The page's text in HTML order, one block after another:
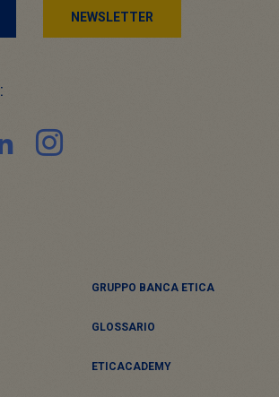
NEWSLETTER
GRUPPO BANCA ETICA
GLOSSARIO
ETICACADEMY